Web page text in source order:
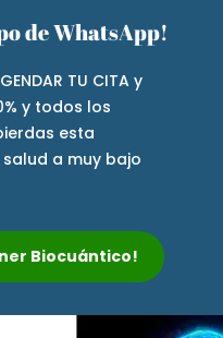
de WhatsApp!
TU CITA y
y todos los
esta
a muy bajo
Biocuántico!